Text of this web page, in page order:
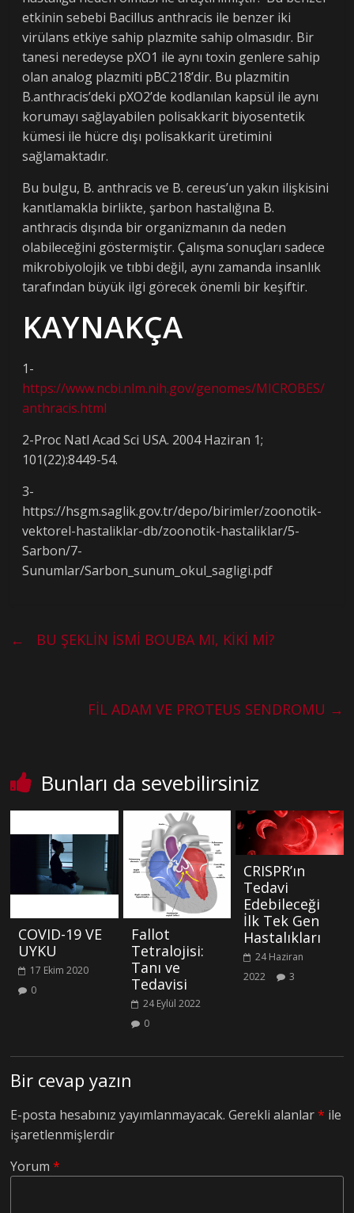
etkinin sebebi Bacillus anthracis ile benzer iki
virülans etkiye sahip plazmite sahip olmasıdır. Bir
tanesi neredeyse pXO1 ile aynı toxin genlere sahip
olan analog plazmiti pBC218’dir. Bu plazmitin
B.anthracis’deki pXO2’de kodlanılan kapsül ile aynı
korumayı sağlayabilen polisakkarit biyosentetik
kümesi ile hücre dışı polisakkarit üretimini
sağlamaktadır.
Bu bulgu, B. anthracis ve B. cereus’un yakın ilişkisini
kanıtlamakla birlikte, şarbon hastalığına B.
anthracis dışında bir organizmanın da neden
olabileceğini göstermiştir. Çalışma sonuçları sadece
mikrobiyolojik ve tıbbi değil, aynı zamanda insanlık
tarafından büyük ilgi görecek önemli bir keşiftir.
KAYNAKÇA
1-
https://www.ncbi.nlm.nih.gov/genomes/MICROBES/
anthracis.html
2-Proc Natl Acad Sci USA. 2004 Haziran 1;
101(22):8449-54.
3-
https://hsgm.saglik.gov.tr/depo/birimler/zoonotik-
vektorel-hastaliklar-db/zoonotik-hastaliklar/5-
Sarbon/7-
Sunumlar/Sarbon_sunum_okul_sagligi.pdf
← BU ŞEKLİN İSMİ BOUBA MI, KİKİ Mİ?
FİL ADAM VE PROTEUS SENDROMU →
Bunları da sevebilirsiniz
COVID-19 VE
UYKU
17 Ekim 2020
0
Fallot
Tetralojisi:
Tanı ve
Tedavisi
24 Eylül 2022
0
CRISPR’ın
Tedavi
Edebileceği
İlk Tek Gen
Hastalıkları
24 Haziran
2022
3
Bir cevap yazın
E-posta hesabınız yayımlanmayacak. Gerekli alanlar* ile
işaretlenmişlerdir
Yorum*